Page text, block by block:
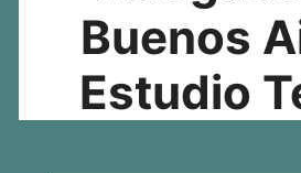
Buenos
Estudio